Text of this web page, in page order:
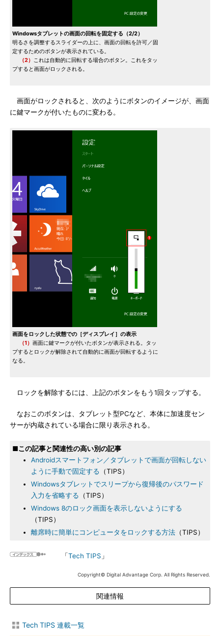
Windowsタブレットの画面の回転を固定する（2/2）
明るさを調整するスライダーの上に、画面の回転を許可／固
定するためのボタンが表示されている。
（2） これは自動的に回転する場合のボタン。これをタッ
プすると画面がロックされる。
画面がロックされると、次のようにボタンのイメージが、画面
に鍵マークが付いたものに変わる。
画面をロックした状態での［ディスプレイ］の表示
（1） 画面に鍵マークが付いたボタンが表示される。タッ
プするとロックが解除されて自動的に画面が回転するように
なる。
ロックを解除するには、上記のボタンをもう1回タップする。
なおこのボタンは、タブレット型PCなど、本体に加速度セン
サーが内蔵されている場合に限り表示される。
■この記事と関連性の高い別の記事
Androidスマートフォン／タブレットで画面が回転しない
ように手動で固定する （TIPS）
Windowsタブレットでスリープから復帰後のパスワード
入力を省略する （TIPS）
Windows 8のロック画面を表示しないようにする
（TIPS）
離席時に簡単にコンピュータをロックする方法 （TIPS）
「Tech TIPS 」
Copyright© Digital Advantage Corp. All Rights Reserved.
関連情報
Tech TIPS 連載一覧